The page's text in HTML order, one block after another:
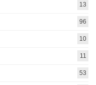
13
96
10
11
53